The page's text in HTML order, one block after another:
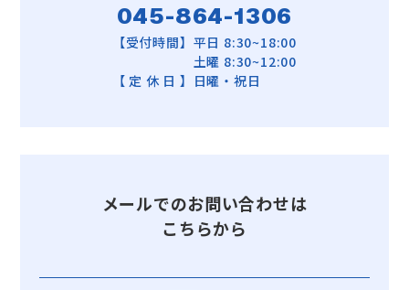
045-864-1306
【受付時間】平日 8:30~18:00
土曜 8:30~12:00
【定休日 】日曜・祝日
メールでのお問い合わせは
こちらから